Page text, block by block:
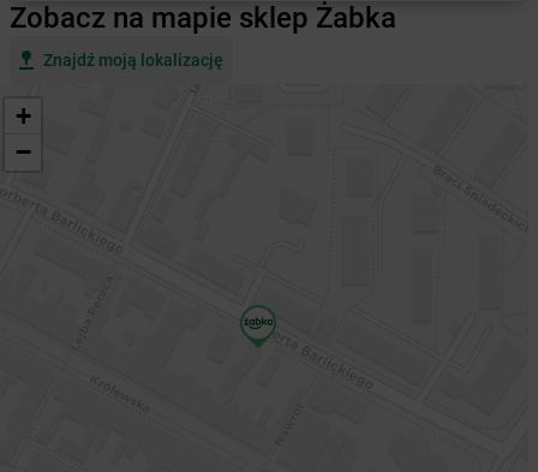
Zobacz na mapie sklep Żabka
Znajdź moją lokalizację
+
−